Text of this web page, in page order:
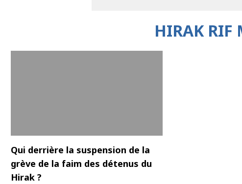
HIRAK RIF
Qui derrière la suspension de la
grève de la faim des détenus du
Hirak ?